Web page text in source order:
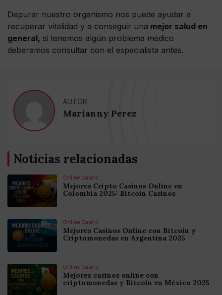
Depurar nuestro organismo nos puede ayudar a
recuperar vitalidad y a conseguir una mejor salud en
general, si tenemos algún problema médico
deberemos consultar con el especialista antes.
AUTOR
Marianny Perez
Noticias relacionadas
Online Casino
Mejores Cripto Casinos Online en
Colombia 2025: Bitcoin Casinos
Online Casino
Mejores Casinos Online con Bitcoin y
Criptomonedas en Argentina 2025
Online Casino
Mejores casinos online con
criptomonedas y Bitcoin en México 2025